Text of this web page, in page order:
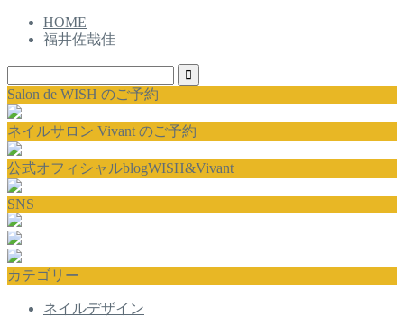
HOME
福井佐哉佳
Salon de WISH のご予約
ネイルサロン Vivant のご予約
公式オフィシャルblogWISH&Vivant
SNS
カテゴリー
ネイルデザイン